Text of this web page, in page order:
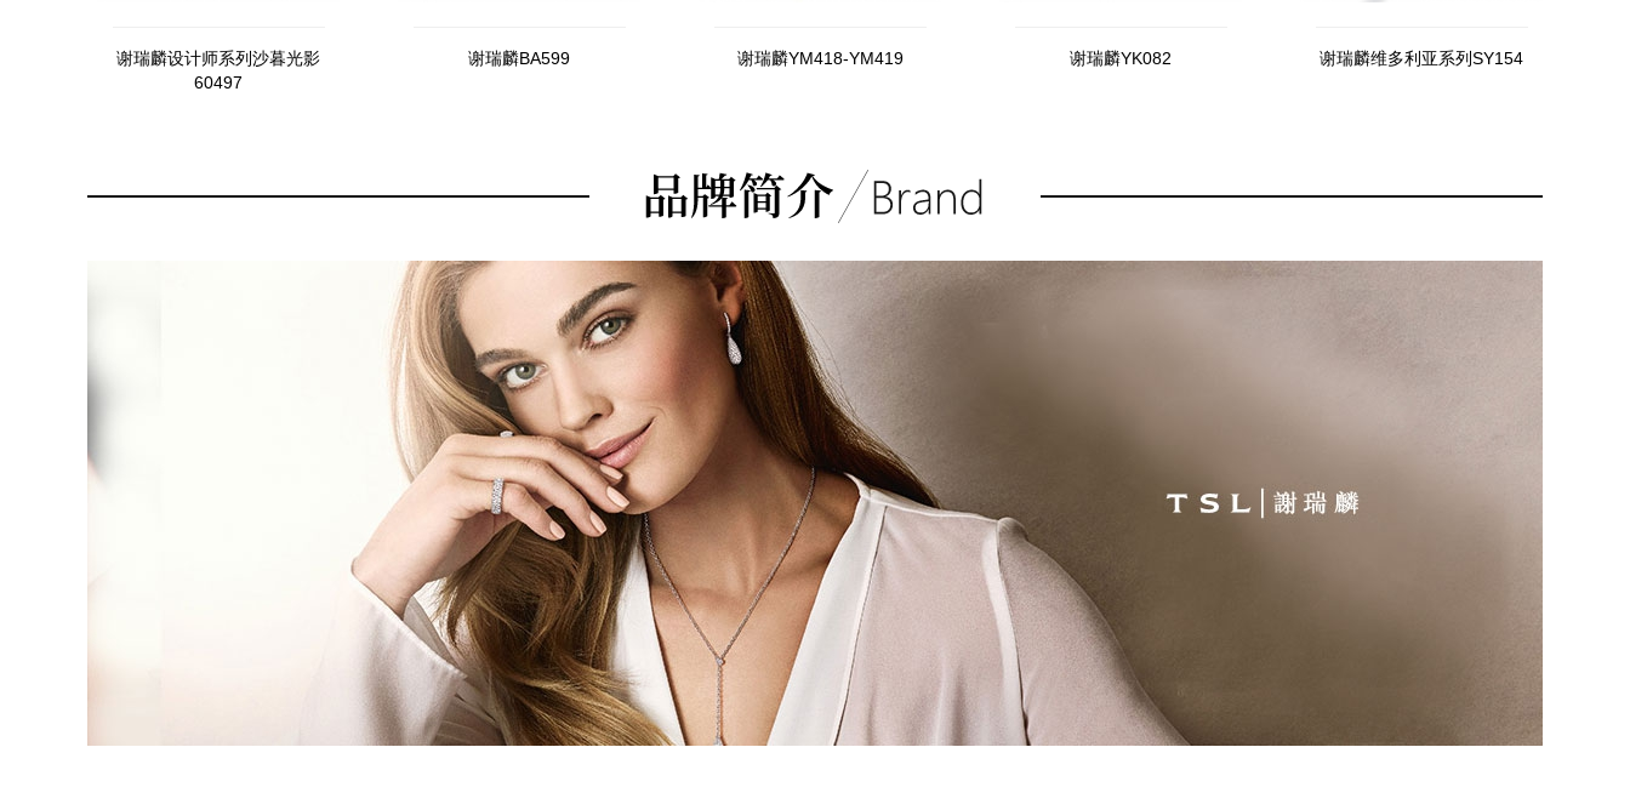
谢瑞麟设计师系列沙暮光影
60497
谢瑞麟BA599 谢瑞麟YM418-YM419 谢瑞麟YK082 谢瑞麟维多利亚系列SY154